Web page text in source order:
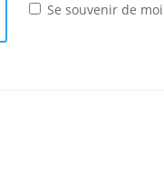
Se souvenir de moi